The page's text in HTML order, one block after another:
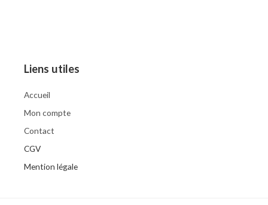
Liens utiles
Accueil
Mon compte
Contact
CGV
Mention légale